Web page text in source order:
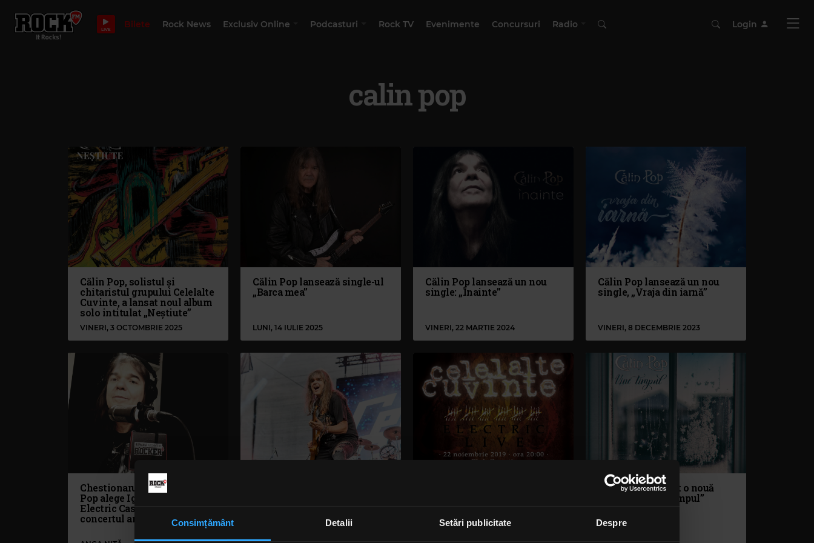
Consimțământ Detalii Setări publicitate Despre
LIVE Bilete Rock News Exclusiv Online Podcasturi Rock TV Evenimente Concursuri Radio Login
calin pop
Călin Pop, solistul și
chitaristul grupului Celelalte
Cuvinte, a lansat noul album
solo intitulat „Neștiute”
VINERI, 3 OCTOMBRIE 2025
Călin Pop lansează single-ul
„Barca mea”
LUNI, 14 IULIE 2025
Călin Pop lansează un nou
single: „Înainte”
VINERI, 22 MARTIE 2024
Călin Pop lansează un nou
single, „Vraja din iarnă”
VINERI, 8 DECEMBRIE 2023
Chestionarul KIMARO: Călin
Pop alege Iggy Pop @
Electric Castle drept
concertul anului
cânta „Iarbă prin păr”, în locul
trupei care fusese oprită să
cânte din cauza orei târzii”
Călin Pop a lansat o nouă
melodie, ”Vine timpul”